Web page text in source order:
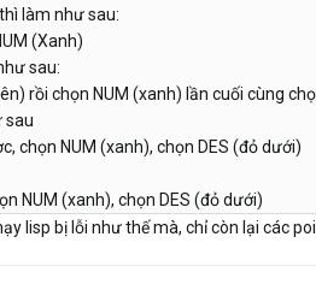
làm như sau:
(Xanh)
sau:
rồi chọn NUM (xanh) lần cuối cùng
sau
chọn NUM (xanh), chọn DES (đỏ dưới)
NUM (xanh), chọn DES (đỏ dưới)
lisp bị lỗi như thế mà, chỉ còn lại các